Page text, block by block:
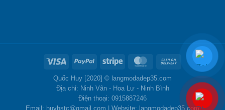
Quốc Huy [2020] © langmodadep35.com
Địa chỉ: Ninh Vân - Hoa Lư - Ninh Bình
Điện thoại: 0915887246
Email: huyhstc@gmail.com | Website: langmodadep35.com